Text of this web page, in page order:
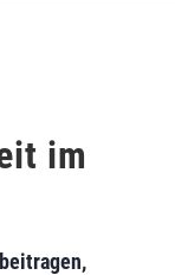
im